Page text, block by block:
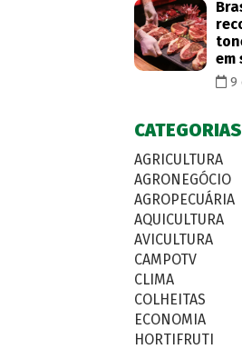
em
9
CATEGORIAS
AGRICULTURA
AGRONEGÓCIO
AGROPECUÁRIA
AQUICULTURA
AVICULTURA
CAMPOTV
CLIMA
COLHEITAS
ECONOMIA
HORTIFRUTI